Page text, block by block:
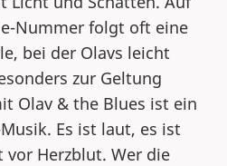
Nummer folgt oft eine
bei der Olavs leicht
zur Geltung
Olav & the Blues ist ein
Es ist laut, es ist
Herzblut. Wer die